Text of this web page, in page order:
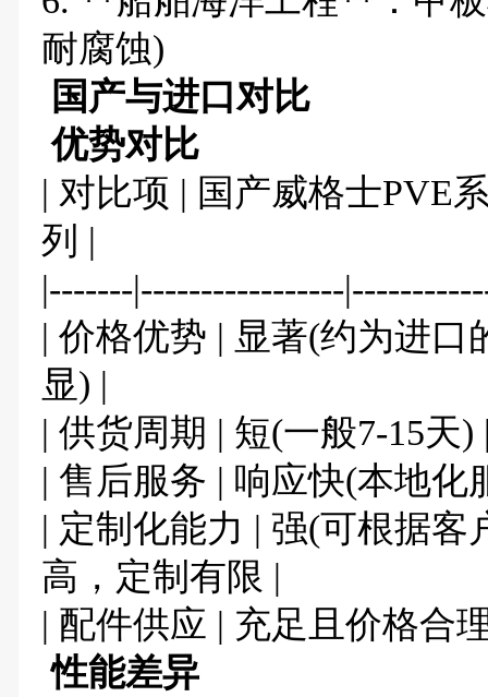
耐腐蚀)
国产与进口对比
优势对比
| 对比项 | 国产威格士PVE
列 |
|-------|-----------------
| 价格优势 | 显著(约为进口
显) |
| 供货周期 | 短(一般7-15天)
| 售后服务 | 响应快(本地化
| 定制化能力 | 强(可根据客
高，定制有限 |
| 配件供应 | 充足且价格合
性能差异